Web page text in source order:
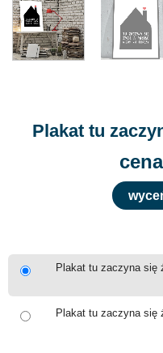
Plakat tu
Plakat tu zaczyna się
Plakat tu zaczyna się